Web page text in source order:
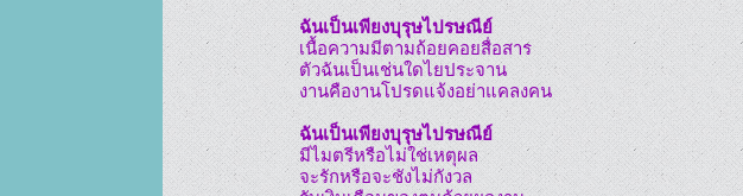
ฉันเป็นเพียงบุรุษไปรษณีย์
เนื้อความมีตามถ้อยคอยสื่อสาร
ตัวฉันเป็นเช่นใดไยประจาน
งานคืองานโปรดแจ้งอย่าแคลงคน
ฉันเป็นเพียงบุรุษไปรษณีย์
มีไมตรีหรือไม่ใช่เหตุผล
จะรักหรือจะชังไม่กังวล